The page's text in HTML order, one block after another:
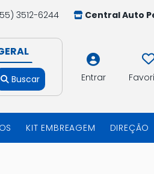
3512-6244
Central Auto
Buscar Entrar
KIT EMBREAGEM DIREÇÃO